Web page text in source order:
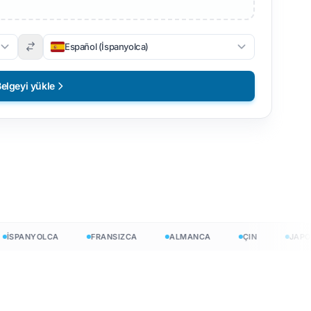
Español (İspanyolca)
yükle
FRANSIZCA ALMANCA ÇIN JAPONCA